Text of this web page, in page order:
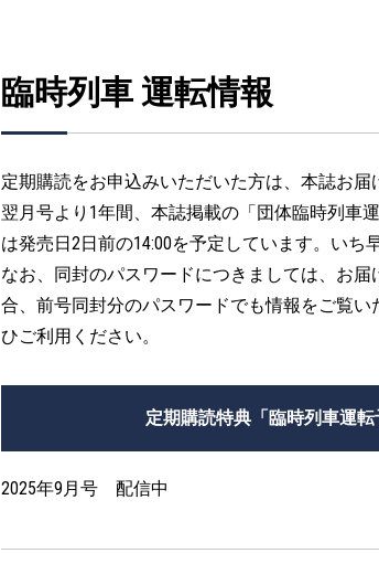
臨時列車 運転情報
定期購読をお申込みいただいた方は、本誌お
翌月号より1年間、本誌掲載の「団体臨時列車
は発売日2日前の14:00を予定しています。いち
なお、同封のパスワードにつきましては、お
合、前号同封分のパスワードでも情報をご覧
ひご利用ください。
定期購読特典「臨時列車運転
2025年9月号 配信中